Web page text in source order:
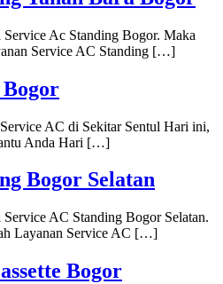
Ac Standing Bogor. Maka
Service AC Standing […]
AC di Sekitar Sentul Hari ini,
Anda Hari […]
Bogor Selatan
AC Standing Bogor Selatan.
Layanan Service AC […]
Bogor